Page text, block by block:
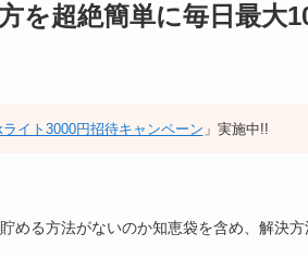
を超絶簡単に毎日最大
イト3000円招待キャンペーン 」実施中!!
める方法がないのか知恵袋を含め、解決